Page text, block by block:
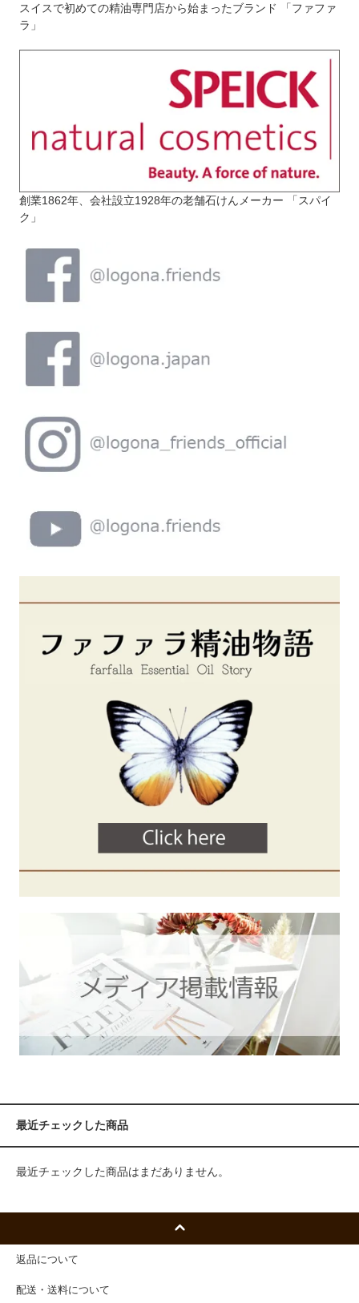
スイスで初めての精油専門店から始まったブランド 「ファファ
ラ」
創業1862年、会社設立1928年の老舗石けんメーカー 「スパイ
ク」
最近チェックした商品
最近チェックした商品はまだありません。
返品について
配送・送料について